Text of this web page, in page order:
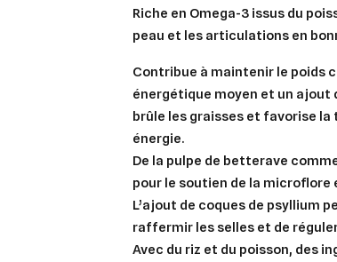
Riche en Omega-3 issus du
peau et les articulations en
Contribue à maintenir le poids
énergétique moyen et un ajout
brûle les graisses et favorise
énergie.
De la pulpe de betterave
pour le soutien de la
L’ajout de coques de psyllium
raffermir les selles et de
Avec du riz et du poisson, des